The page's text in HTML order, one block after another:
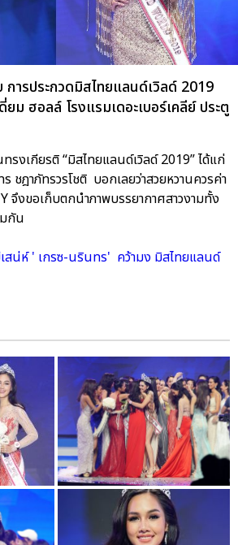
ารประกวดมิสไทยแลนด์เวิลด์ 2019
ม ฮอลล์ โรงแรมเดอะเบอร์เคลีย์ ประตู
รงเกียรติ “มิสไทยแลนด์เวิลด์ 2019” ได้แก่
ชฎาภัทรวรโชติ บอกเลยว่าสวยหวานควรค่า
จึงขอเก็บตกนำภาพบรรยากาศสาวงามทั้ง
กัน
สน่ห์ ' เกรซ-นรินทร' คว้ามง มิสไทยแลนด์